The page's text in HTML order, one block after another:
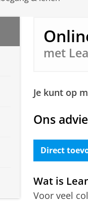
met
Je kunt op
Ons
Direct
Wat is
Voor veel